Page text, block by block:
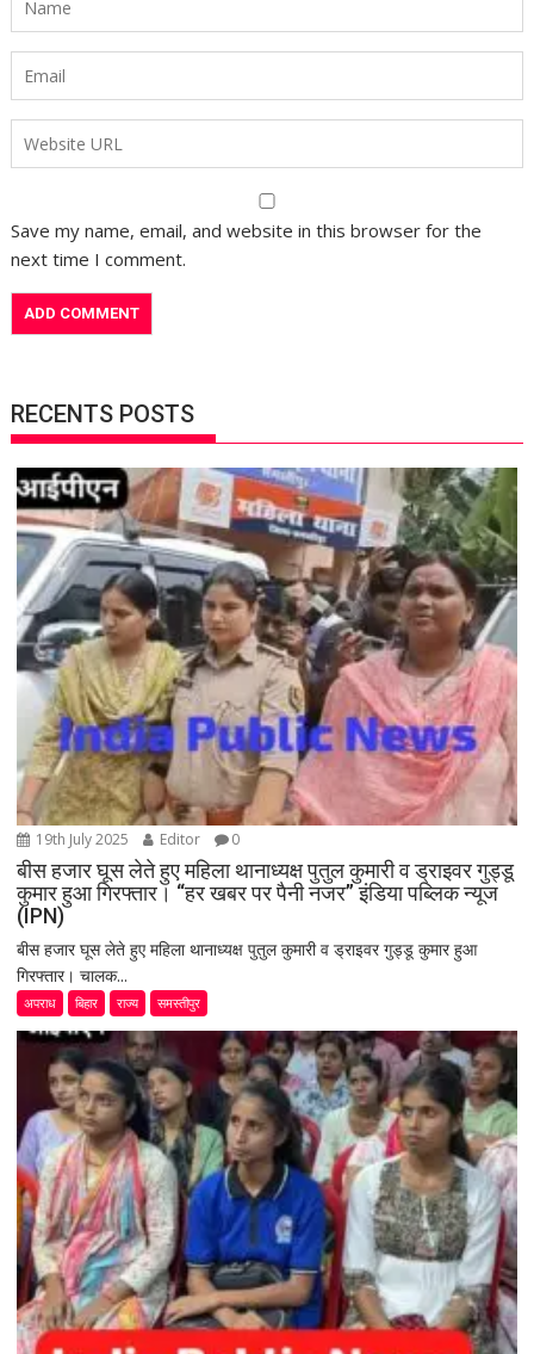
Save my name, email, and website in this browser for the
next time I comment.
RECENTS POSTS
19th July 2025 Editor 0
बीस हजार घूस लेते हुए महिला थानाध्यक्ष पुतुल कुमारी व ड्राइवर गुड्डू
कुमार हुआ गिरफ्तार। “हर खबर पर पैनी नजर” इंडिया पब्लिक न्यूज
(IPN)
बीस हजार घूस लेते हुए महिला थानाध्यक्ष पुतुल कुमारी व ड्राइवर गुड्डू कुमार हुआ
गिरफ्तार। चालक...
अपराध बिहार राज्य समस्तीपुर